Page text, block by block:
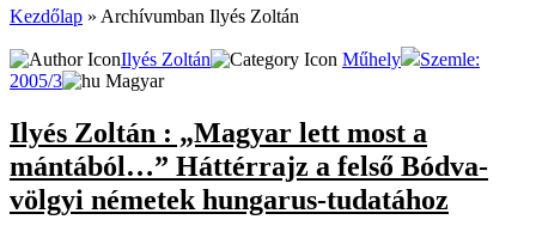
Kezdőlap » Archívumban Ilyés Zoltán
Ilyés Zoltán Műhely
Szemle:
2005/3
Magyar
Ilyés Zoltán : „Magyar lett most a
mántából…” Háttérrajz a felső Bódva-
völgyi németek hungarus-tudatához